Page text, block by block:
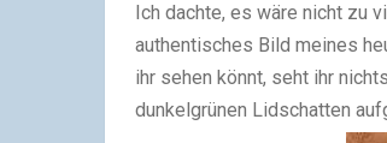
Ich dachte, es wäre nicht zu
authentisches Bild meines
ihr sehen könnt, seht ihr
dunkelgrünen Lidschatten